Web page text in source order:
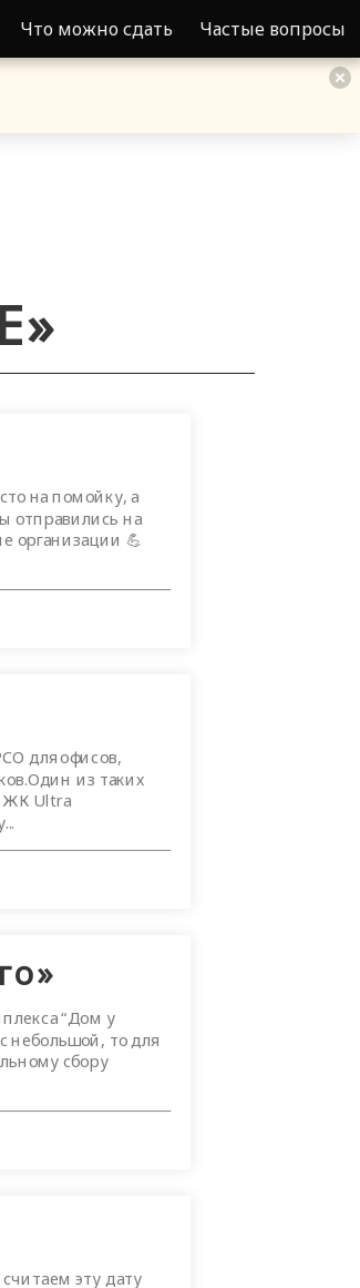
Что можно сдать Частые вопросы
на помойку, а
отправились на
организации 💪
для офисов,
из таких
ЖК Ultra
“Дом у
небольшой, то для
сбору
эту дату